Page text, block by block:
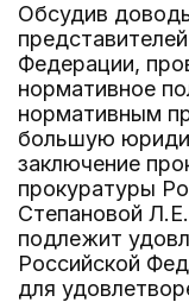
Обсудив
Федерации,
нормативное
нормативным
большую
заключение
прокуратуры
Степановой
подлежит
Российской
для